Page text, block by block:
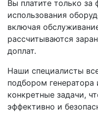
Вы платите только за
использования
включая
рассчитываются
доплат.
Наши специалисты
подбором
конкретные задачи,
эффективно и